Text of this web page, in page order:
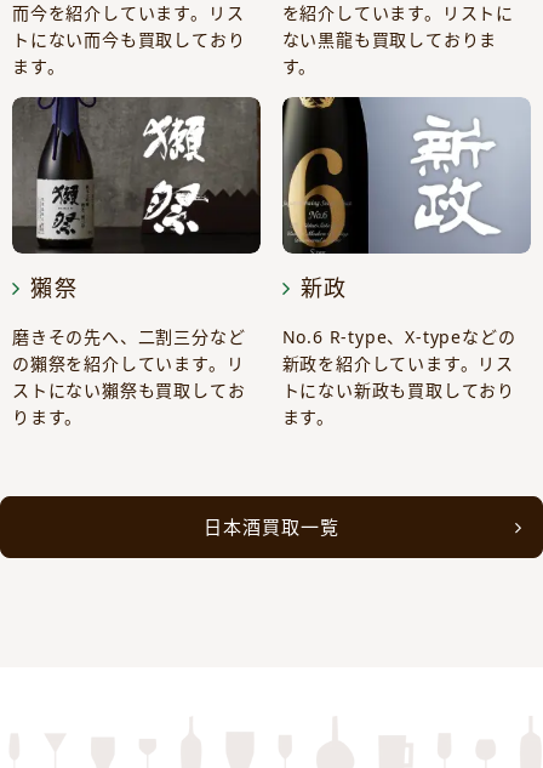
而今を紹介しています。リス
トにない而今も買取しており
ます。
を紹介しています。リストに
ない黒龍も買取しておりま
す。
獺祭
磨きその先へ、二割三分など
の獺祭を紹介しています。リ
ストにない獺祭も買取してお
ります。
新政
No.6 R-type、X-typeなどの
新政を紹介しています。リス
トにない新政も買取しており
ます。
日本酒買取一覧